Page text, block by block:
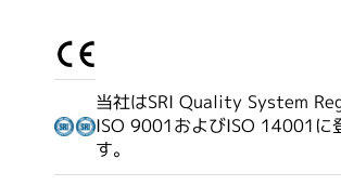
当社はSRI Quality System
ISO 9001およびISO 14001に
す。